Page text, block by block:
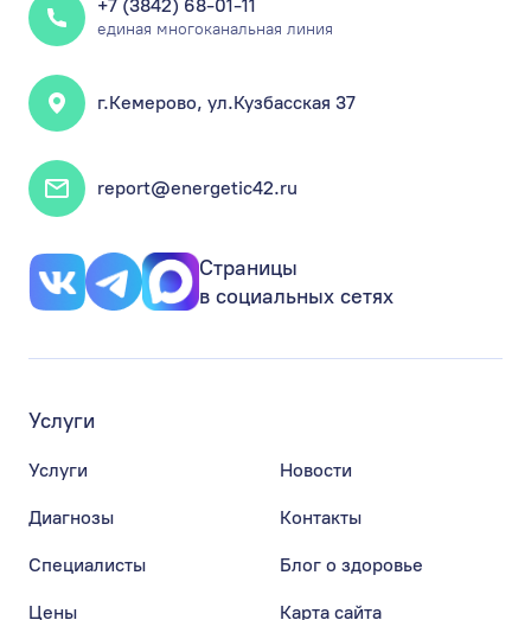
+7 (3842) 68-01-11
единая многоканальная линия
г.Кемерово, ул.Кузбасская 37
report@energetic42.ru
Страницы
в социальных сетях
Услуги
Услуги
Диагнозы
Специалисты
Цены
Новости
Контакты
Блог о здоровье
Карта сайта